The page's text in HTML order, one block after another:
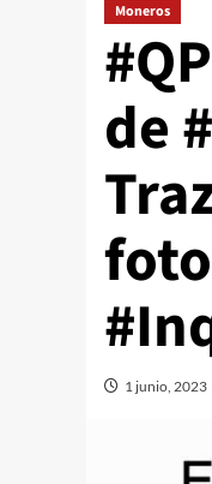
Moneros
de
1 junio, 2023